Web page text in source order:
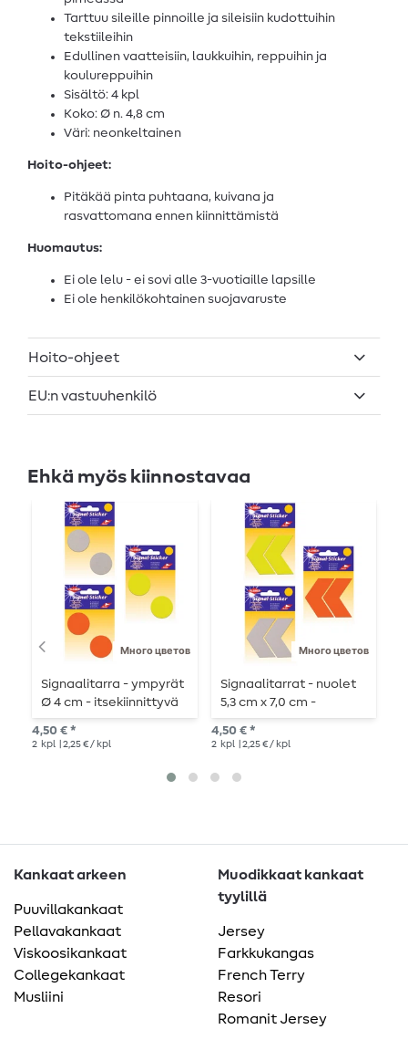
Tarttuu sileille pinnoille ja sileisiin kudottuihin
tekstiileihin
Edullinen vaatteisiin, laukkuihin, reppuihin ja
koulureppuihin
Sisältö: 4 kpl
Koko: Ø n. 4,8 cm
Väri: neonkeltainen
Hoito-ohjeet:
Pitäkää pinta puhtaana, kuivana ja
rasvattomana ennen kiinnittämistä
Huomautus:
Ei ole lelu - ei sovi alle 3-vuotiaille lapsille
Ei ole henkilökohtainen suojavaruste
Hoito-ohjeet
EU:n vastuuhenkilö
Ehkä myös kiinnostavaa
Много цветов
Signaalitarra - ympyrät
Ø 4 cm - itsekiinnittyvä
4,50 € *
2 kpl | 2,25 € / kpl
Много цветов
Signaalitarrat - nuolet
5,3 cm x 7,0 cm -
itsekiinnittyvät
4,50 € *
2 kpl | 2,25 € / kpl
Kankaat arkeen
Puuvillakankaat
Pellavakankaat
Viskoosikankaat
Collegekankaat
Musliini
Muodikkaat kankaat
tyylillä
Jersey
Farkkukangas
French Terry
Resori
Romanit Jersey